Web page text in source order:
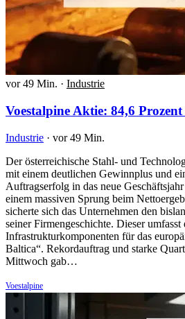
vor 49 Min. · Industrie
Voestalpine Aktie: 84,6
Industrie · vor 49 Min.
Der österreichische Stahl- und
mit einem deutlichen Gewinnplus und
Auftragserfolg in das neue
einem massiven Sprung beim
sicherte sich das Unternehmen den
seiner Firmengeschichte. Dieser
Infrastrukturkomponenten für das
Baltica“. Rekordauftrag und starke
Mittwoch gab…
Voestalpine